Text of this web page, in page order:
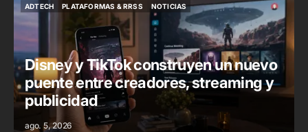
ADTECH
PLATAFORMAS & RRSS
PLATAFORMAS & RRSS
NOTICIAS
NOTICIAS
Disney y TikTok construyen un nuevo
puente entre creadores, streaming y
publicidad
ago. 5, 2026